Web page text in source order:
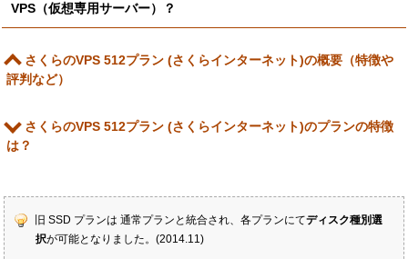
VPS（仮想専用サーバー）？
さくらのVPS 512プラン (さくらインターネット)の概要（特徴や
評判など）
さくらのVPS 512プラン (さくらインターネット)のプランの特徴
は？
旧 SSD プランは 通常プランと統合され、各プランにてディスク種別選
択が可能となりました。(2014.11)